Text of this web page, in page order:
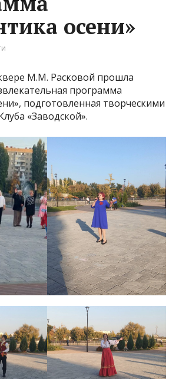
осени»
М.М. Расковой прошла
программа
подготовленная творческими
«Заводской».